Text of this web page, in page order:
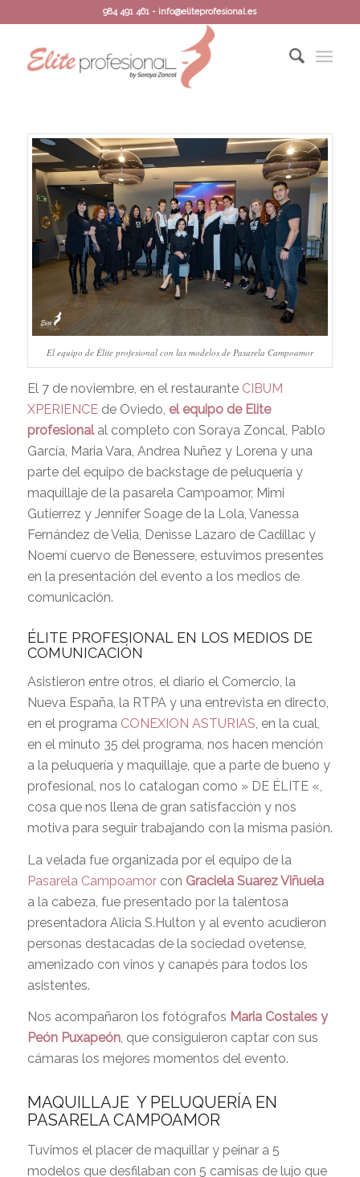
984 491 461 - info@eliteprofesional.es
El equipo de Élite profesional con las modelos de Pasarela Campoamor
El 7 de noviembre, en el restaurante CIBUM
XPERIENCEde Oviedo, el equipo de Elite
profesionalal completo con Soraya Zoncal, Pablo
García, Maria Vara, Andrea Nuñez y Lorena y una
parte del equipo de backstage de peluquería y
maquillaje de la pasarela Campoamor, Mimi
Gutierrez y Jennifer Soage de la Lola, Vanessa
Fernández de Velia, Denisse Lazaro de Cadillac y
Noemí cuervo de Benessere, estuvimos presentes
en la presentación del evento a los medios de
comunicación.
ÉLITE PROFESIONAL EN LOS MEDIOS DE
COMUNICACIÓN
Asistieron entre otros, el diario el Comercio, la
Nueva España, la RTPA y una entrevista en directo,
en el programa CONEXION ASTURIAS, en la cual,
en el minuto 35 del programa, nos hacen mención
a la peluquería y maquillaje, que a parte de bueno y
profesional, nos lo catalogan como » DE ÉLITE «,
cosa que nos llena de gran satisfacción y nos
motiva para seguir trabajando con la misma pasión.
La velada fue organizada por el equipo de la
Pasarela Campoamorcon Graciela Suarez Viñuela
a la cabeza, fue presentado por la talentosa
presentadora Alicia S.Hulton y al evento acudieron
personas destacadas de la sociedad ovetense,
amenizado con vinos y canapés para todos los
asistentes.
Nos acompañaron los fotógrafos Maria Costales y
Peón Puxapeón, que consiguieron captar con sus
cámaras los mejores momentos del evento.
MAQUILLAJE Y PELUQUERÍA EN
PASARELA CAMPOAMOR
Tuvimos el placer de maquillar y peinar a 5
modelos que desfilaban con 5 camisas de lujo que